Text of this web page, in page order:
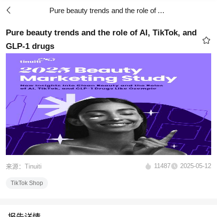
Pure beauty trends and the role of AI, TikTok, and GLP-1 drugs
Pure beauty trends and the role of AI, TikTok, and
GLP-1 drugs
来源：Tinuiti 11487 2025-05-12
TikTok Shop